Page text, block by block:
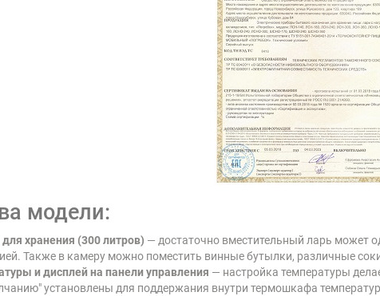
модели:
хранения (300 литров) — достаточно вместительный ларь может
Также в камеру можно поместить винные бутылки, различные
и дисплей на панели управления — настройка температуры
установлены для поддержания внутри термошкафа